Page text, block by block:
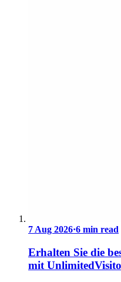
7 Aug 2026·6 min read
Erhalten Sie die
mit